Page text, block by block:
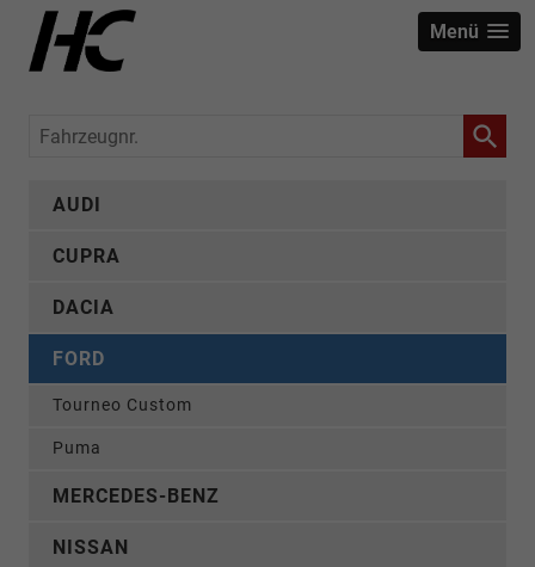
Menü
Fahrzeugnr.
AUDI
CUPRA
DACIA
FORD
Tourneo Custom
Puma
MERCEDES-BENZ
NISSAN